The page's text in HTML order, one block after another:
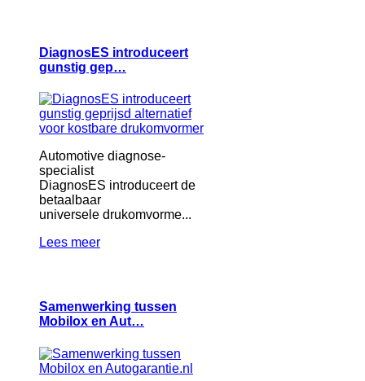
DiagnosES introduceert
gunstig gep…
Automotive diagnose-
specialist
DiagnosES introduceert de
betaalbaar
universele drukomvorme...
Lees meer
Samenwerking tussen
Mobilox en Aut…